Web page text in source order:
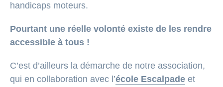
handicaps moteurs.
Pourtant une réelle volonté existe de les rendre
accessible à tous !
C’est d’ailleurs la démarche de notre association,
qui en collaboration avec l’école Escalpade et